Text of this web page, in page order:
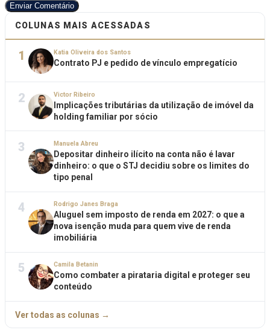
Enviar Comentário
COLUNAS MAIS ACESSADAS
1 Katia Oliveira dos Santos
Contrato PJ e pedido de vínculo empregatício
2 Victor Ribeiro
Implicações tributárias da utilização de imóvel da
holding familiar por sócio
3 Manuela Abreu
Depositar dinheiro ilícito na conta não é lavar
dinheiro: o que o STJ decidiu sobre os limites do
tipo penal
4 Rodrigo Janes Braga
Aluguel sem imposto de renda em 2027: o que a
nova isenção muda para quem vive de renda
imobiliária
5 Camila Betanin
Como combater a pirataria digital e proteger seu
conteúdo
Ver todas as colunas →